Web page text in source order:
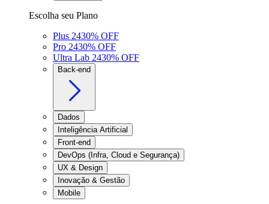
Escolha seu Plano
Plus 2430% OFF
Pro 2430% OFF
Ultra Lab 2430% OFF
Back-end
Dados
Inteligência Artificial
Front-end
DevOps (Infra, Cloud e Segurança)
UX & Design
Inovação & Gestão
Mobile